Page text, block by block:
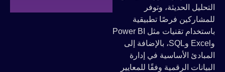
التحليل الحديثة، وتوفر
للمشاركين فرصًا تطبيقية
باستخدام تقنيات مثل Power BI
وExcel وSQL، بالإضافة إلى
المبادئ الأساسية في إدارة
البيانات الرقمية وفقًا للمعايير